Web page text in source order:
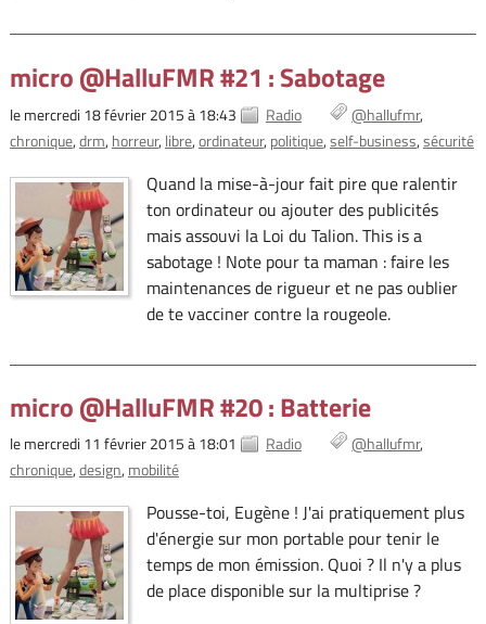
micro @HalluFMR #21 : Sabotage
le mercredi 18 février 2015 à 18:43 Radio
@hallufmr
chronique drm horreur libre ordinateur politique self-business sécurité
Quand la mise-à-jour fait pire que ralentir
ton ordinateur ou ajouter des publicités
mais assouvi la Loi du Talion. This is a
sabotage ! Note pour ta maman : faire les
maintenances de rigueur et ne pas oublier
de te vacciner contre la rougeole.
micro @HalluFMR #20 : Batterie
le mercredi 11 février 2015 à 18:01 Radio
@hallufmr
chronique design mobilité
Pousse-toi, Eugène ! J'ai pratiquement plus
d'énergie sur mon portable pour tenir le
temps de mon émission. Quoi ? Il n'y a plus
de place disponible sur la multiprise ?